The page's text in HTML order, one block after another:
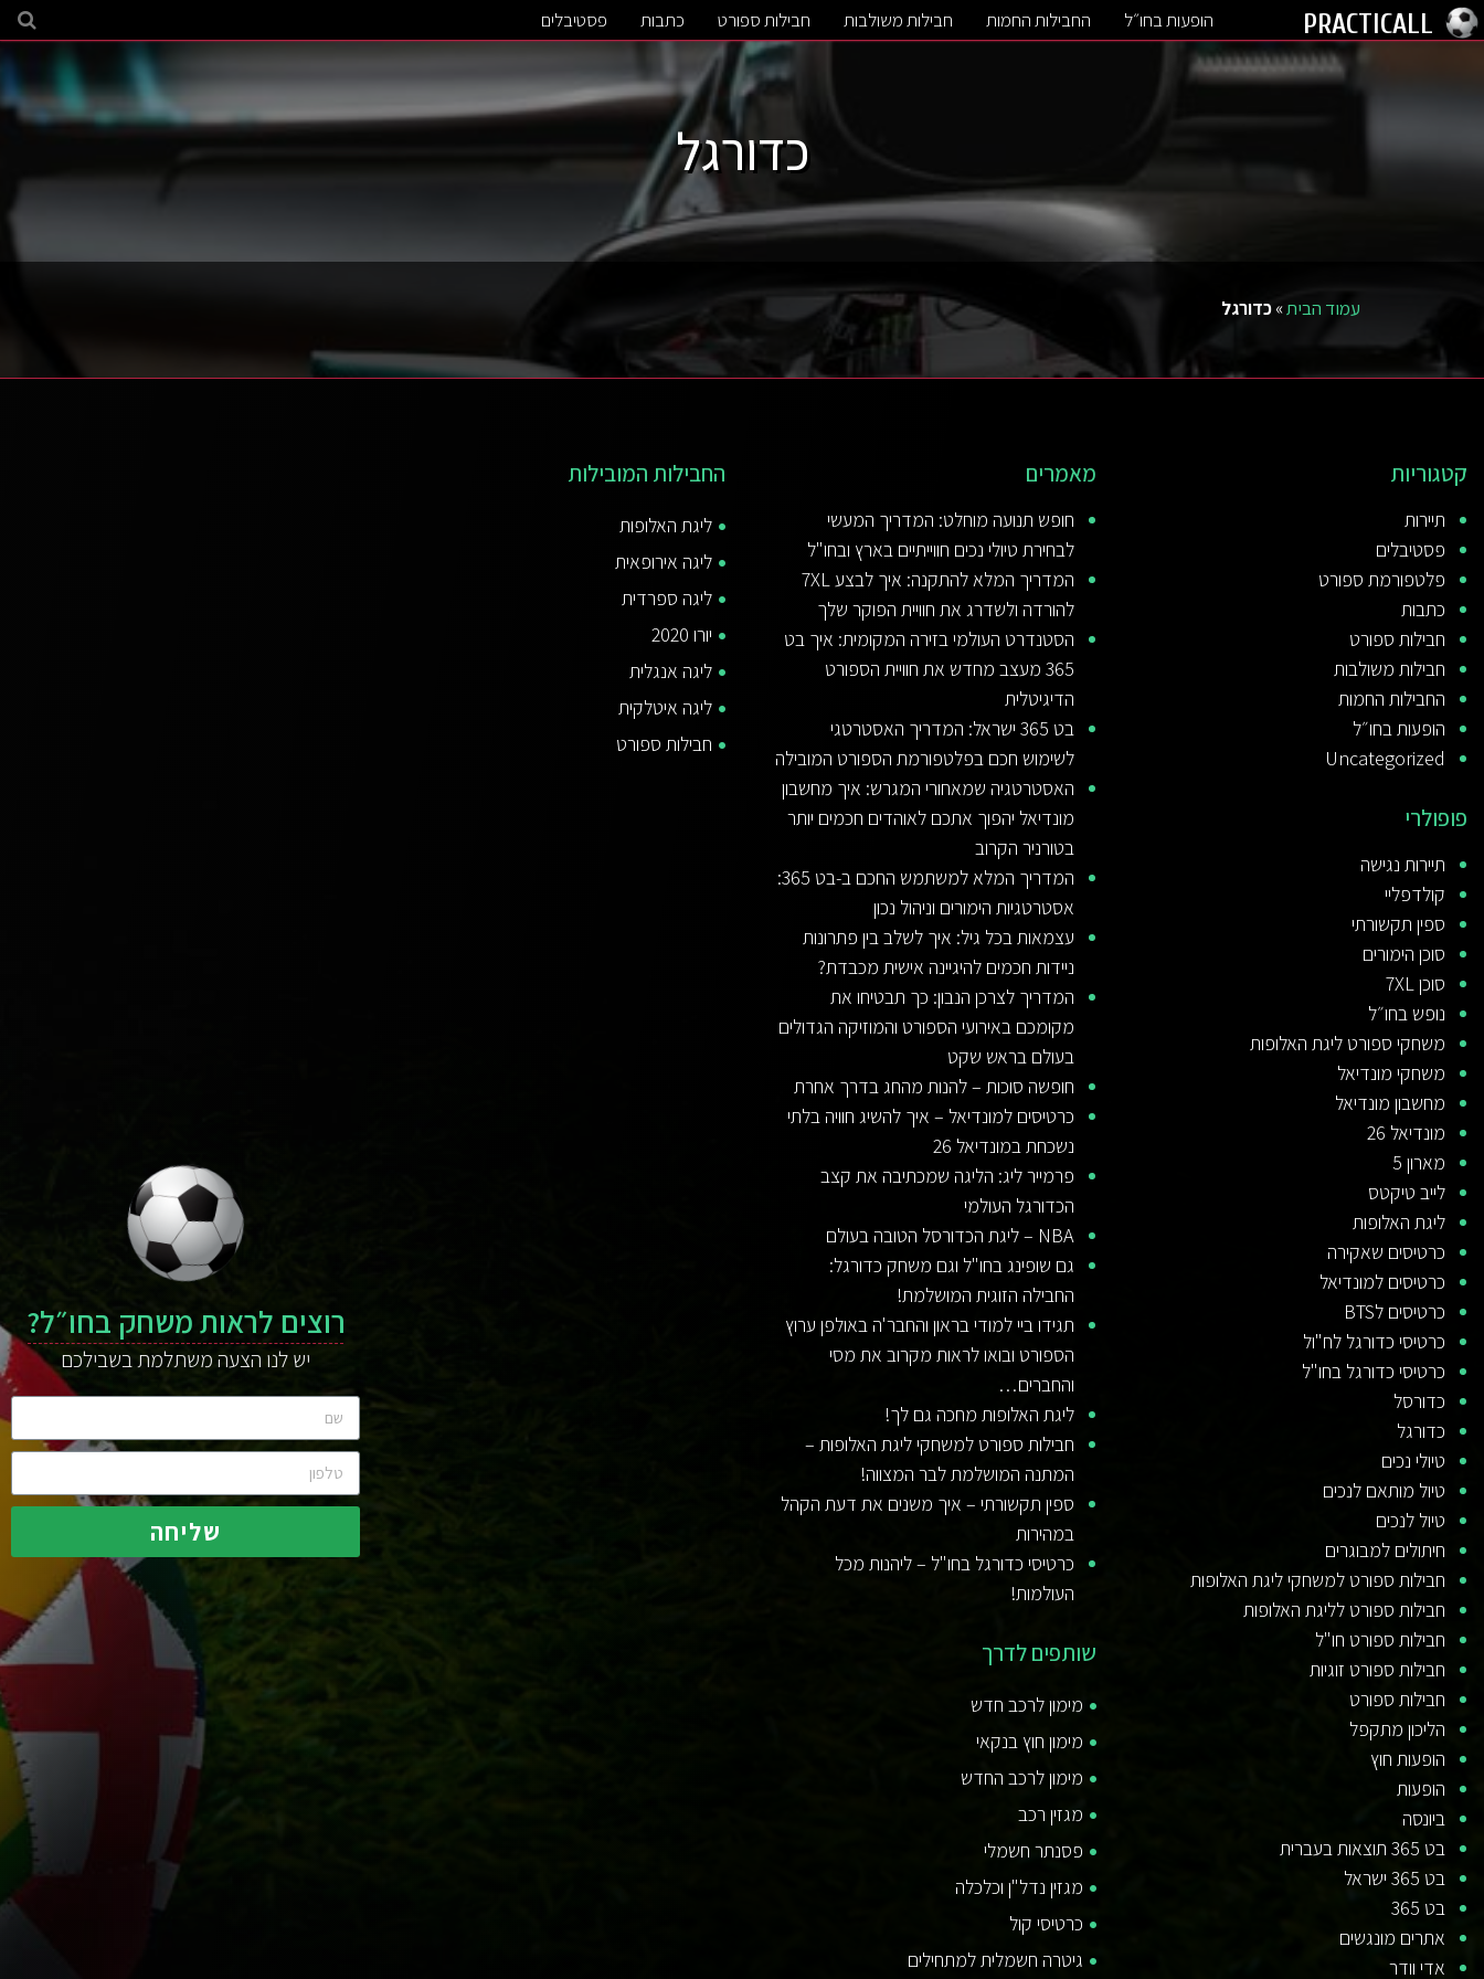
PRACTICALL הופעות בחו״ל החבילות החמות חבילות משולבות חבילות ספורט כתבות פסטיבלים
כדורגל
עמוד הבית»כדורגל
קטגוריות
תיירות
פסטיבלים
פלטפורמת ספורט
כתבות
חבילות ספורט
חבילות משולבות
החבילות החמות
הופעות בחו״ל
Uncategorized
פופולרי
תיירות נגישה
קולדפליי
ספין תקשורתי
סוכן הימורים
סוכן 7XL
נופש בחו״ל
משחקי ספורט ליגת האלופות
משחקי מונדיאל
מחשבון מונדיאל
מונדיאל 26
מארון 5
לייב טיקטס
ליגת האלופות
כרטיסים שאקירה
כרטיסים למונדיאל
כרטיסים לBTS
כרטיסי כדורגל לח"ול
כרטיסי כדורגל בחו"ל
כדורסל
כדורגל
טיולי נכים
טיול מותאם לנכים
טיול לנכים
חיתולים למבוגרים
חבילות ספורט למשחקי ליגת האלופות
חבילות ספורט לליגת האלופות
חבילות ספורט חו"ל
חבילות ספורט זוגיות
חבילות ספורט
הליכון מתקפל
הופעות חוץ
הופעות
ביונסה
בט 365 תוצאות בעברית
בט 365 ישראל
בט 365
אתרים מונגשים
אדי וודר
מאמרים
חופש תנועה מוחלט: המדריך המעשי
לבחירת טיולי נכים חווייתיים בארץ ובחו"ל
המדריך המלא להתקנה: איך לבצע 7XL
להורדה ולשדרג את חוויית הפוקר שלך
הסטנדרט העולמי בזירה המקומית: איך בט
365 מעצב מחדש את חוויית הספורט
הדיגיטלית
בט 365 ישראל: המדריך האסטרטגי
לשימוש חכם בפלטפורמת הספורט המובילה
האסטרטגיה שמאחורי המגרש: איך מחשבון
מונדיאל יהפוך אתכם לאוהדים חכמים יותר
בטורניר הקרוב
המדריך המלא למשתמש החכם ב-בט 365:
אסטרטגיות הימורים וניהול נכון
עצמאות בכל גיל: איך לשלב בין פתרונות
ניידות חכמים להיגיינה אישית מכבדת?
המדריך לצרכן הנבון: כך תבטיחו את
מקומכם באירועי הספורט והמוזיקה הגדולים
בעולם בראש שקט
חופשה סוכות – להנות מהחג בדרך אחרת
כרטיסים למונדיאל – איך להשיג חוויה בלתי
נשכחת במונדיאל 26
פרמייר ליג: הליגה שמכתיבה את קצב
הכדורגל העולמי
NBA – ליגת הכדורסל הטובה בעולם
גם שופינג בחו"ל וגם משחק כדורגל:
החבילה הזוגית המושלמת!
תגידו ביי למודי בראון והחבר'ה באולפן ערוץ
הספורט ובואו לראות מקרוב את מסי
והחברים…
ליגת האלופות מחכה גם לך!
חבילות ספורט למשחקי ליגת האלופות –
המתנה המושלמת לבר המצווה!
ספין תקשורתי – איך משנים את דעת הקהל
במהירות
כרטיסי כדורגל בחו"ל – ליהנות מכל
העולמות!
שותפים לדרך
מימון לרכב חדש
מימון חוץ בנקאי
מימון לרכב החדש
מגזין רכב
פסנתר חשמלי
מגזין נדל"ן וכלכלה
כרטיסי קול
גיטרה חשמלית למתחילים
החבילות המובילות
ליגת האלופות
ליגה אירופאית
ליגה ספרדית
יורו 2020
ליגה אנגלית
ליגה איטלקית
חבילות ספורט
רוצים לראות משחק בחו״ל?
יש לנו הצעה משתלמת בשבילכם
שליחה